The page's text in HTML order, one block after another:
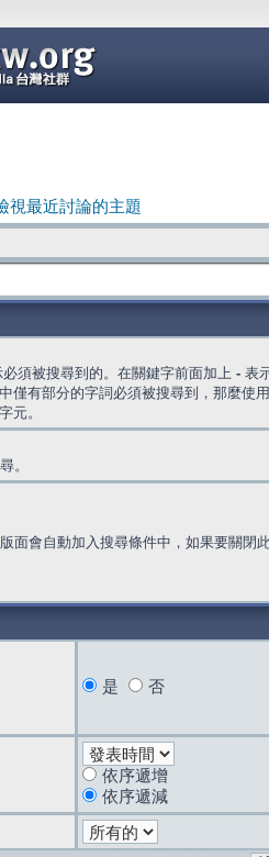
視最近討論的主題
必須被搜尋到的。在關鍵字前面加上 - 表
僅有部分的字詞必須被搜尋到，那麼使
元。
。
面會自動加入搜尋條件中，如果要關閉
是 否
依序遞增
依序遞減